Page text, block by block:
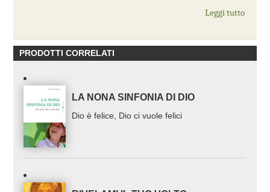
Leggi tutto
PRODOTTI CORRELATI
LA NONA SINFONIA DI DIO
Dio è felice, Dio ci vuole felici